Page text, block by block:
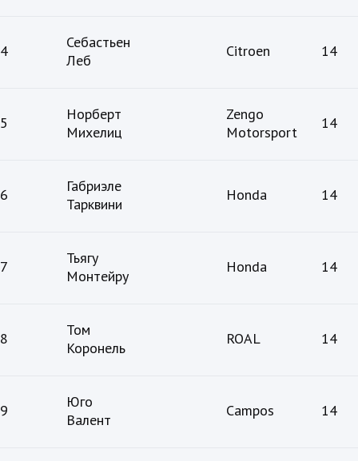
4
Себастьен
Леб
Citroen 14
5
Норберт
Михелиц
Zengo
Motorsport
14
6
Габриэле
Тарквини
Honda 14
7
Тьягу
Монтейру
Honda 14
8
Том
Коронель
ROAL 14
9
Юго
Валент
Campos 14